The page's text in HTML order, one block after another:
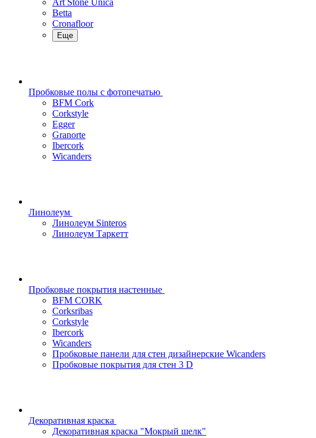
Art Stone Unica
Betta
Cronafloor
Еще
Пробковые полы с фотопечатью
BFM Cork
Corkstyle
Egger
Granorte
Ibercork
Wicanders
Линолеум
Линолеум Sinteros
Линолеум Таркетт
Пробковые покрытия настенные
BFM CORK
Corksribas
Corkstyle
Ibercork
Wicanders
Пробковые панели для стен дизайнерские Wicanders
Пробковые покрытия для стен 3 D
Декоративная краска
Декоративная краска "Мокрый шелк"